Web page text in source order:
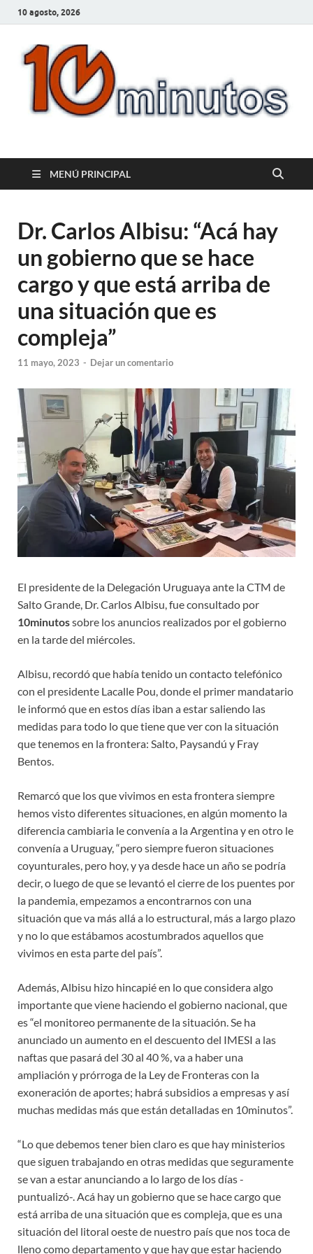
10 agosto, 2026
10minutos.com.uy
MENÚ PRINCIPAL
Dr. Carlos Albisu: “Acá hay
un gobierno que se hace
cargo y que está arriba de
una situación que es
compleja”
11 mayo, 2023 - Dejar un comentario
El presidente de la Delegación Uruguaya ante la CTM de
Salto Grande, Dr. Carlos Albisu, fue consultado por
10minutossobre los anuncios realizados por el gobierno
en la tarde del miércoles.
Albisu, recordó que había tenido un contacto telefónico
con el presidente Lacalle Pou, donde el primer mandatario
le informó que en estos días iban a estar saliendo las
medidas para todo lo que tiene que ver con la situación
que tenemos en la frontera: Salto, Paysandú y Fray
Bentos.
Remarcó que los que vivimos en esta frontera siempre
hemos visto diferentes situaciones, en algún momento la
diferencia cambiaria le convenía a la Argentina y en otro le
convenía a Uruguay, “pero siempre fueron situaciones
coyunturales, pero hoy, y ya desde hace un año se podría
decir, o luego de que se levantó el cierre de los puentes por
la pandemia, empezamos a encontrarnos con una
situación que va más allá a lo estructural, más a largo plazo
y no lo que estábamos acostumbrados aquellos que
vivimos en esta parte del país”.
Además, Albisu hizo hincapié en lo que considera algo
importante que viene haciendo el gobierno nacional, que
es “el monitoreo permanente de la situación. Se ha
anunciado un aumento en el descuento del IMESI a las
naftas que pasará del 30 al 40 %, va a haber una
ampliación y prórroga de la Ley de Fronteras con la
exoneración de aportes; habrá subsidios a empresas y así
muchas medidas más que están detalladas en 10minutos”.
“Lo que debemos tener bien claro es que hay ministerios
que siguen trabajando en otras medidas que seguramente
se van a estar anunciando a lo largo de los días -
puntualizó-. Acá hay un gobierno que se hace cargo que
está arriba de una situación que es compleja, que es una
situación del litoral oeste de nuestro país que nos toca de
lleno como departamento y que hay que estar haciendo